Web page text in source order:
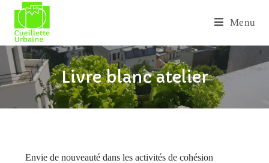
Menu
Livre blanc atelier
Envie de nouveauté dans les activités de cohésion